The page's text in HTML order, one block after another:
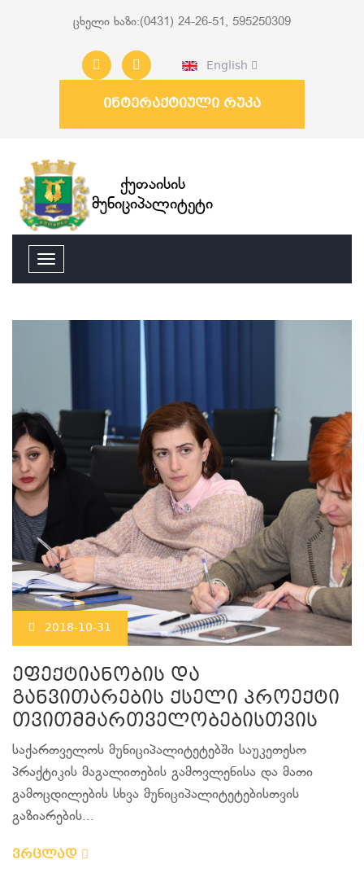
ცხელი ხაზი:(0431) 24-26-51, 595250309
English
ინტერაქტიული რუკა
ქუთაისის
მუნიციპალიტეტი
2018-10-31
ეფექტიანობის და
განვითარების ქსელი პროექტი
თვითმმართველობებისთვის
საქართველოს მუნიციპალიტეტებში საუკეთესო
პრაქტიკის მაგალითების გამოვლენისა და მათი
გამოცდილების სხვა მუნიციპალიტეტებისთვის
გაზიარების...
ვრცლად